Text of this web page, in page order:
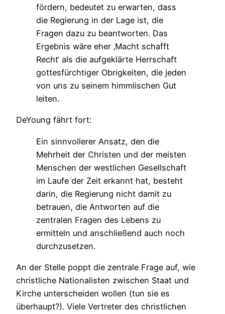
fördern, bedeutet zu erwarten, dass
die Regierung in der Lage ist, die
Fragen dazu zu beantworten. Das
Ergebnis wäre eher ‚Macht schafft
Recht‘ als die aufgeklärte Herrschaft
gottesfürchtiger Obrigkeiten, die jeden
von uns zu seinem himmlischen Gut
leiten.
DeYoung fährt fort:
Ein sinnvollerer Ansatz, den die
Mehrheit der Christen und der meisten
Menschen der westlichen Gesellschaft
im Laufe der Zeit erkannt hat, besteht
darin, die Regierung nicht damit zu
betrauen, die Antworten auf die
zentralen Fragen des Lebens zu
ermitteln und anschließend auch noch
durchzusetzen.
An der Stelle poppt die zentrale Frage auf, wie
christliche Nationalisten zwischen Staat und
Kirche unterscheiden wollen (tun sie es
überhaupt?). Viele Vertreter des christlichen